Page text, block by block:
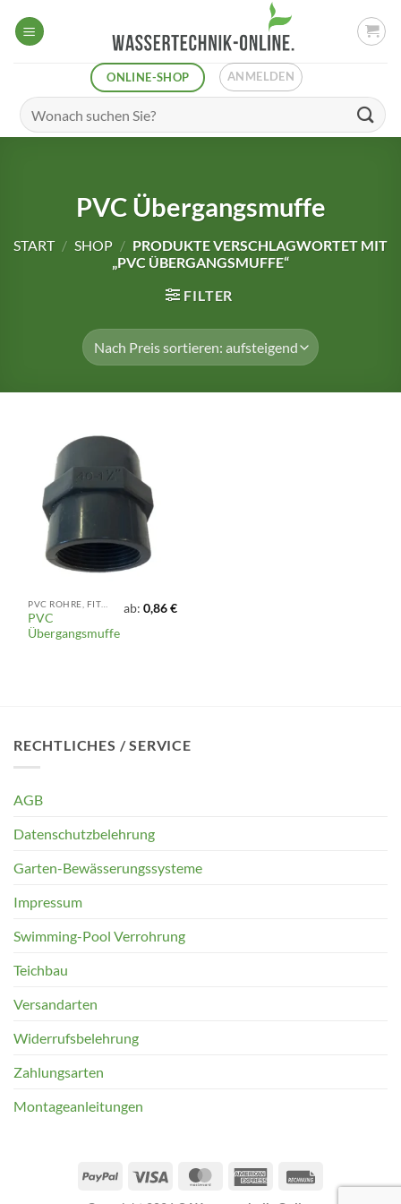
Inhalt
ONLINE-SHOP ANMELDEN
Suchen
nach:
PVC Übergangsmuffe
START / SHOP / PRODUKTE VERSCHLAGWORTET MIT
„PVC ÜBERGANGSMUFFE“
FILTER
PVC
Übergangsmuffe
ab: 0,86€
RECHTLICHES / SERVICE
AGB
Datenschutzbelehrung
Garten-Bewässerungssysteme
Impressum
Swimming-Pool Verrohrung
Teichbau
Versandarten
Widerrufsbelehrung
Zahlungsarten
Montageanleitungen
PayPal Visa MasterCardAmerican